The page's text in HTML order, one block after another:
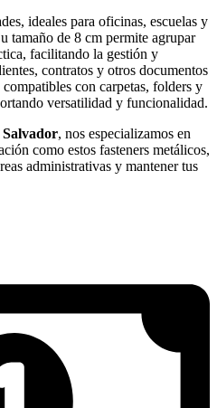
ideales para oficinas, escuelas y
tamaño de 8 cm permite agrupar
facilitando la gestión y
contratos y otros documentos
con carpetas, folders y
versatilidad y funcionalidad.
, nos especializamos en
como estos fasteners metálicos,
administrativas y mantener tus